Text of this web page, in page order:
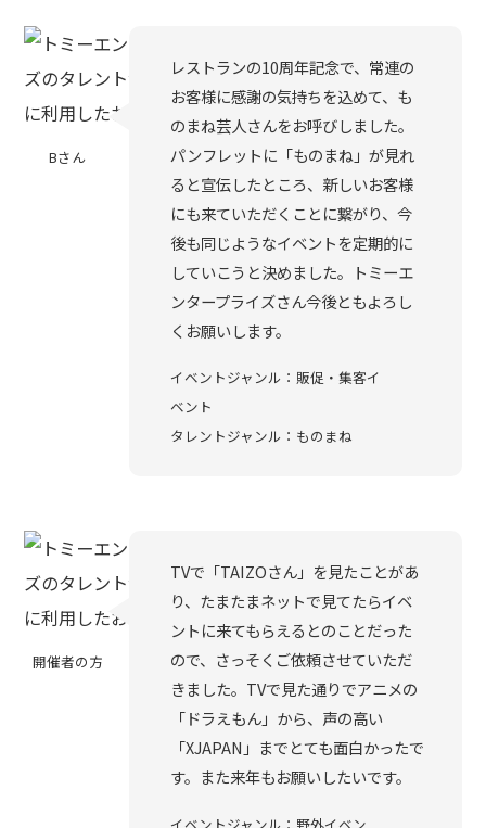
Bさん
レストランの10周年記念で、常連の
お客様に感謝の気持ちを込めて、も
のまね芸人さんをお呼びしました。
パンフレットに「ものまね」が見れ
ると宣伝したところ、新しいお客様
にも来ていただくことに繋がり、今
後も同じようなイベントを定期的に
していこうと決めました。トミーエ
ンタープライズさん今後ともよろし
くお願いします。
イベントジャンル：販促・集客イ
ベント
タレントジャンル：ものまね
開催者の方
TVで「TAIZOさん」を見たことがあ
り、たまたまネットで見てたらイベ
ントに来てもらえるとのことだった
ので、さっそくご依頼させていただ
きました。TVで見た通りでアニメの
「ドラえもん」から、声の高い
「XJAPAN」までとても面白かったで
す。また来年もお願いしたいです。
イベントジャンル：野外イベン